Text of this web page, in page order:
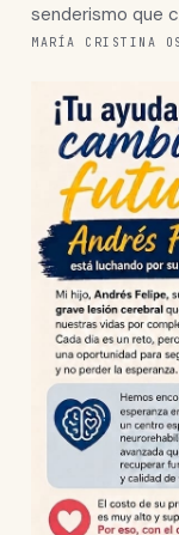
senderismo que
MARÍA CRISTINA